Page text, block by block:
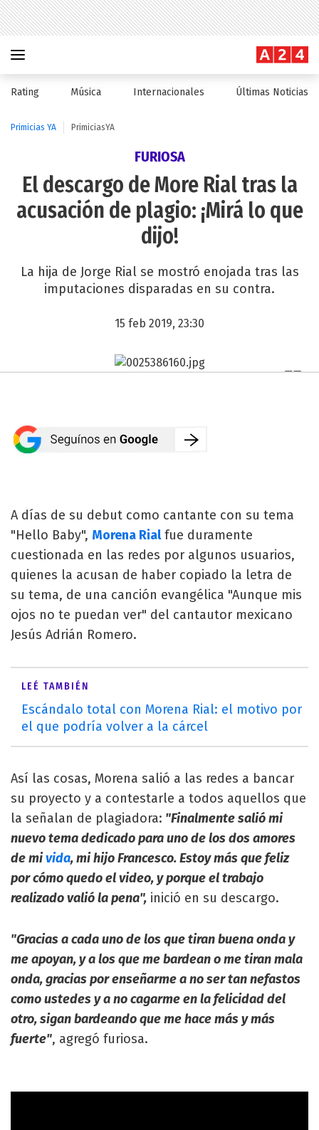
Rating Música Internacionales Últimas Noticias
Primicias YA PrimiciasYA
FURIOSA
El descargo de More Rial tras la
acusación de plagio: ¡Mirá lo que
dijo!
La hija de Jorge Rial se mostró enojada tras las
imputaciones disparadas en su contra.
15 feb 2019, 23:30
A días de su debut como cantante con su tema
"Hello Baby", Morena Rialfue duramente
cuestionada en las redes por algunos usuarios,
quienes la acusan de haber copiado la letra de
su tema, de una canción evangélica "Aunque mis
ojos no te puedan ver" del cantautor mexicano
Jesús Adrián Romero.
LEÉ TAMBIÉN
Escándalo total con Morena Rial: el motivo por
el que podría volver a la cárcel
Así las cosas, Morena salió a las redes a bancar
su proyecto y a contestarle a todos aquellos que
la señalan de plagiadora: "Finalmente salió mi
nuevo tema dedicado para uno de los dos amores
de mivida, mi hijo Francesco. Estoy más que feliz
por cómo quedo el video, y porque el trabajo
realizado valió la pena", inició en su descargo.
"Gracias a cada uno de los que tiran buena onda y
me apoyan, y a los que me bardean o me tiran mala
onda, gracias por enseñarme a no ser tan nefastos
como ustedes y a no cagarme en la felicidad del
otro, sigan bardeando que me hace más y más
fuerte", agregó furiosa.